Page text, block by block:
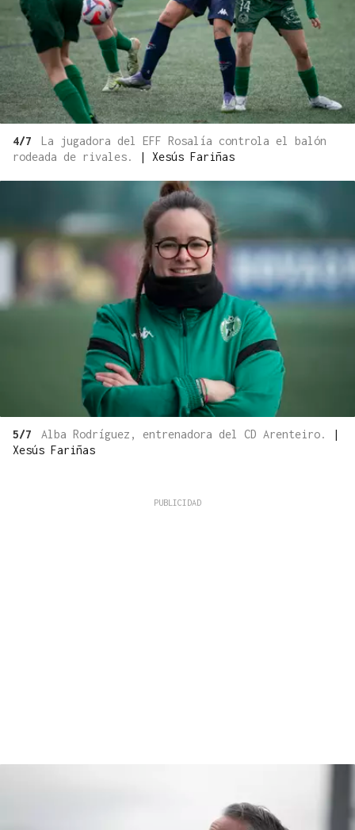
4/7
La jugadora del EFF Rosalía controla el balón
rodeada de rivales.
| Xesús Fariñas
5/7 Alba Rodríguez, entrenadora del CD Arenteiro.
Xesús Fariñas